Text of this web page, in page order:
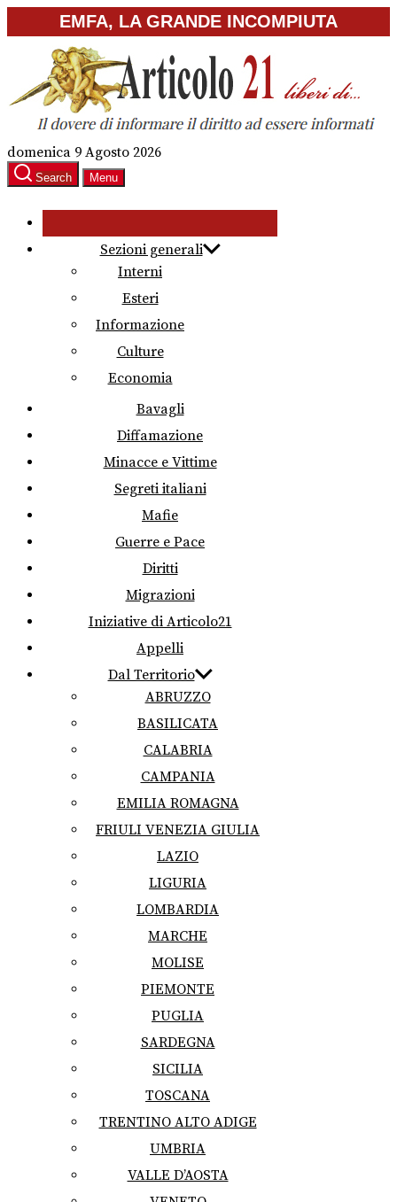
to
content
EMFA, LA GRANDE INCOMPIUTA
domenica 9 Agosto 2026
Search Menu
Sezioni generali
Interni
Esteri
Informazione
Culture
Economia
Bavagli
Diffamazione
Minacce e Vittime
Segreti italiani
Mafie
Guerre e Pace
Diritti
Migrazioni
Iniziative di Articolo21
Appelli
Dal Territorio
ABRUZZO
BASILICATA
CALABRIA
CAMPANIA
EMILIA ROMAGNA
FRIULI VENEZIA GIULIA
LAZIO
LIGURIA
LOMBARDIA
MARCHE
MOLISE
PIEMONTE
PUGLIA
SARDEGNA
SICILIA
TOSCANA
TRENTINO ALTO ADIGE
UMBRIA
VALLE D’AOSTA